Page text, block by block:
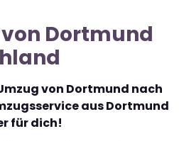
Dortmund
von Dortmund nach
aus Dortmund
für dich!